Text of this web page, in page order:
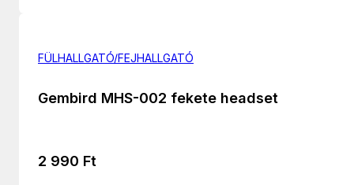
FÜLHALLGATÓ/FEJHALLGATÓ
Gembird MHS-002 fekete headset
2 990 Ft